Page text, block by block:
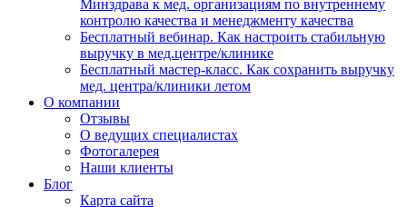
Минздрава к мед. организациям по внутреннему
контролю качества и менеджменту качества
Бесплатный вебинар. Как настроить стабильную
выручку в мед.центре/клинике
Бесплатный мастер-класс. Как сохранить выручку
мед. центра/клиники летом
О компании
Отзывы
О ведущих специалистах
Фотогалерея
Наши клиенты
Блог
Карта сайта